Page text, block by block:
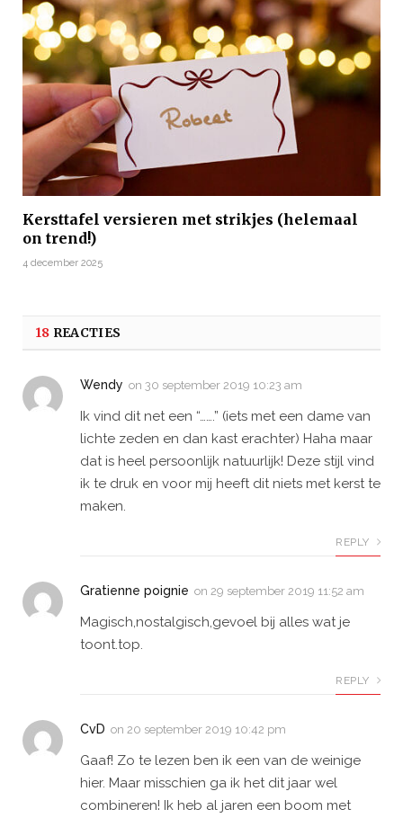
Kersttafel versieren met strikjes (helemaal
on trend!)
4 december 2025
18 REACTIES
Wendy on 30 september 2019 10:23 am
Ik vind dit net een “…….” (iets met een dame van
lichte zeden en dan kast erachter) Haha maar
dat is heel persoonlijk natuurlijk! Deze stijl vind
ik te druk en voor mij heeft dit niets met kerst te
maken.
REPLY
Gratienne poignie on 29 september 2019 11:52 am
Magisch,nostalgisch,gevoel bij alles wat je
toont.top.
REPLY
CvD on 20 september 2019 10:42 pm
Gaaf! Zo te lezen ben ik een van de weinige
hier. Maar misschien ga ik het dit jaar wel
combineren! Ik heb al jaren een boom met